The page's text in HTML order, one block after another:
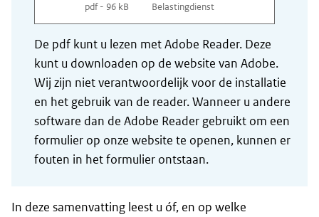
pdf - 96 kB Belastingdienst
De pdf kunt u lezen met Adobe Reader. Deze
kunt u downloaden op de website van Adobe.
Wij zijn niet verantwoordelijk voor de installatie
en het gebruik van de reader. Wanneer u andere
software dan de Adobe Reader gebruikt om een
formulier op onze website te openen, kunnen er
fouten in het formulier ontstaan.
In deze samenvatting leest u óf, en op welke